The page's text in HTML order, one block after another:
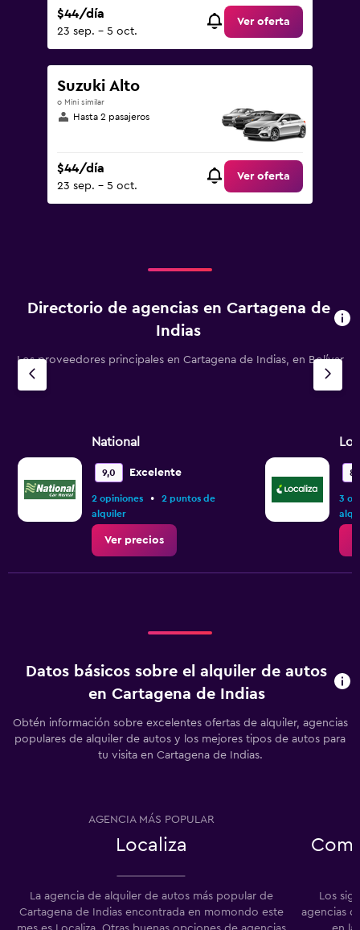
$44/día
23 sep. - 5 oct.
Ver oferta
Suzuki Alto
o Mini similar
Hasta 2 pasajeros
$44/día
23 sep. - 5 oct.
Ver oferta
Directorio de agencias en Cartagena de
Indias
Los proveedores principales en Cartagena de Indias, en Bolívar
National
9,0 Excelente
2 opiniones •
2 puntos de
alquiler
Ver precios
3
Datos básicos sobre el alquiler de autos
en Cartagena de Indias
Obtén información sobre excelentes ofertas de alquiler, agencias
populares de alquiler de autos y los mejores tipos de autos para
tu visita en Cartagena de Indias.
AGENCIA MÁS POPULAR
Localiza
La agencia de alquiler de autos más popular de
Cartagena de Indias encontrada en momondo este
Los
agencias